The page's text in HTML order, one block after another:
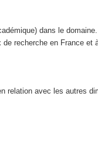
dans le
recherche en France et
relation avec les autres